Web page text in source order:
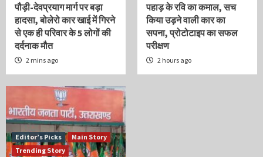
पौड़ी-देवप्रयाग मार्ग पर बड़ा
हादसा, बोलेरो कार खाई में गिरने
से एक ही परिवार के 5 लोगों की
दर्दनाक मौत
2 mins ago
पहाड़ के रवि का कमाल, सच
किया उड़ने वाली कार का
सपना, प्रोटोटाइप का सफल
परीक्षण
2 hours ago
Editor’s Picks
Main Story
Trending Story